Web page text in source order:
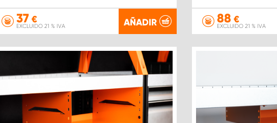
37€
EXCLUIDO 21 % IVA AÑADIR 88 €
EXCLUIDO 21 % IVA